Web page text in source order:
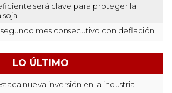
será clave para proteger la
mes consecutivo con deflación
LO ÚLTIMO
nueva inversión en la industria